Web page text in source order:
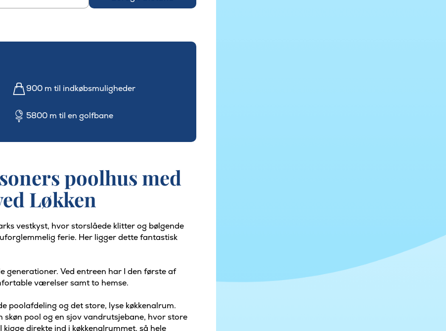
900 m til indkøbsmuligheder
5800 m til en golfbane
poolhus med
Løkken
vestkyst, hvor storslåede klitter og bølgende
ferie. Her ligger dette fantastisk
Ved entreen har I den første af
værelser samt to hemse.
poolafdeling og det store, lyse køkkenalrum.
pool og en sjov vandrutsjebane, hvor store
direkte ind i køkkenalrummet, så hele